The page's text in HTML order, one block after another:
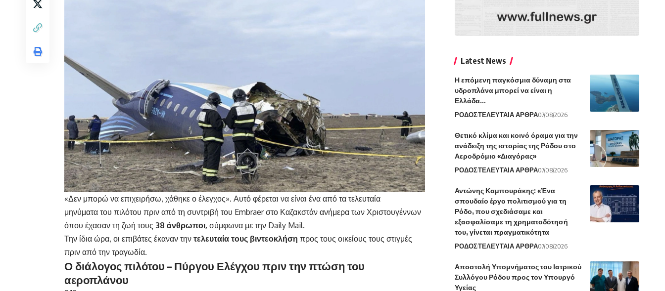
«Δεν μπορώ να επιχειρήσω, χάθηκε ο έλεγχος». Αυτό φέρεται να είναι ένα από τα τελευταία
μηνύματα του πιλότου πριν από τη συντριβή του Embraer στο Καζακστάν ανήμερα των Χριστουγέννων
όπου έχασαν τη ζωή τους 38 άνθρωποι, σύμφωνα με την Daily Mail.
Την ίδια ώρα, οι επιβάτες έκαναν την τελευταία τους βιντεοκλήση προς τους οικείους τους στιγμές
πριν από την τραγωδία.
Ο διάλογος πιλότου – Πύργου Ελέγχου πριν την πτώση του
αεροπλάνου
Latest News
Η επόμενη παγκόσμια δύναμη στα
υδροπλάνα μπορεί να είναι η
Ελλάδα…
ΡΟΔΟΣΤΕΛΕΥΤΑΙΑ ΑΡΘΡΑ07/08/2026
Θετικό κλίμα και κοινό όραμα για την
ανάδειξη της ιστορίας της Ρόδου στο
Αεροδρόμιο «Διαγόρας»
ΡΟΔΟΣΤΕΛΕΥΤΑΙΑ ΑΡΘΡΑ07/08/2026
Αντώνης Καμπουράκης: «Ένα
σπουδαίο έργο πολιτισμού για τη
Ρόδο, που σχεδιάσαμε και
εξασφαλίσαμε τη χρηματοδότησή
του, γίνεται πραγματικότητα
ΡΟΔΟΣΤΕΛΕΥΤΑΙΑ ΑΡΘΡΑ07/08/2026
Αποστολή Υπομνήματος του Ιατρικού
Συλλόγου Ρόδου προς τον Υπουργό
Υγείας